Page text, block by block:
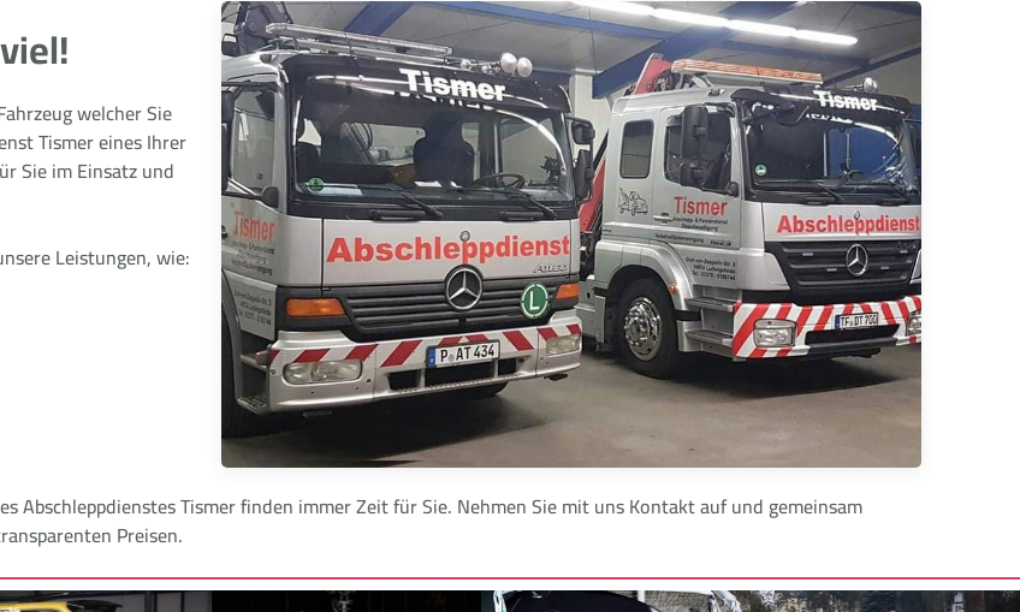
welcher Sie
Tismer eines Ihrer
Sie im Einsatz und
Leistungen, wie:
Abschleppdienstes Tismer finden immer Zeit für Sie. Nehmen Sie mit uns Kontakt auf und gemeinsam
Preisen.